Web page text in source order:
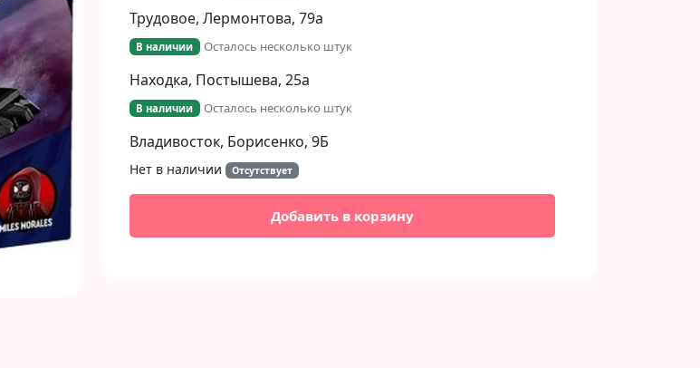
Трудовое, Лермонтова, 79а
В наличии Осталось несколько штук
Находка, Постышева, 25а
В наличии Осталось несколько штук
Владивосток, Борисенко, 9Б​
Нет в наличии Отсутствует
Добавить в корзину